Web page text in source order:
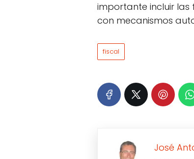
importante incluir
con mecanismos
fiscal
José